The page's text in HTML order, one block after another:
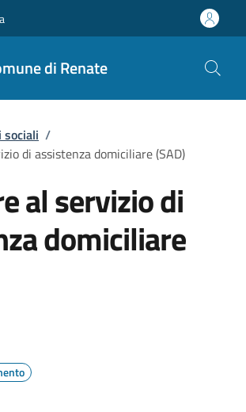
di Renate
pane
sociali /
di assistenza domiciliare (SAD)
al servizio di
domiciliare